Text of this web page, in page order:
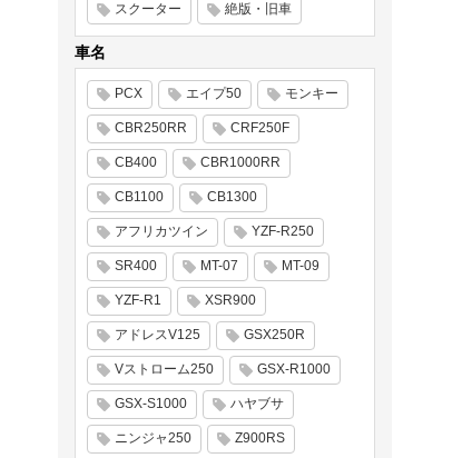
スクーター 絶版・旧車
車名
PCX エイプ50 モンキー
CBR250RR CRF250F
CB400 CBR1000RR
CB1100 CB1300
アフリカツイン YZF-R250
SR400 MT-07 MT-09
YZF-R1 XSR900
アドレスV125 GSX250R
Vストローム250 GSX-R1000
GSX-S1000 ハヤブサ
ニンジャ250 Z900RS